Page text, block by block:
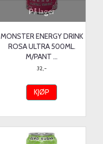
På lager
MONSTER ENERGY DRINK
ROSA ULTRA 500ML.
M/PANT ...
32,-
KJØP